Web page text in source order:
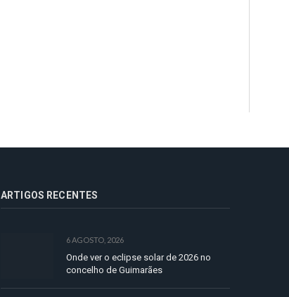
ARTIGOS RECENTES
6 AGOSTO, 2026
Onde ver o eclipse solar de 2026 no
concelho de Guimarães